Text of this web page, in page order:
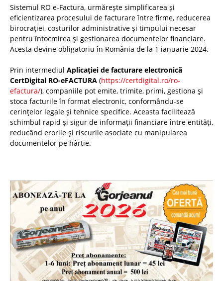
Sistemul RO e-Factura, urmărește simplificarea și
eficientizarea procesului de facturare între firme, reducerea
birocrației, costurilor administrative și timpului necesar
pentru întocmirea și gestionarea documentelor financiare.
Acesta devine obligatoriu în România de la 1 ianuarie 2024.
Prin intermediul Aplicației de facturare electronică
CertDigital RO-eFACTURA (https://certdigital.ro/ro-
efactura/), companiile pot emite, trimite, primi, gestiona și
stoca facturile în format electronic, conformându-se
cerințelor legale și tehnice specifice. Aceasta facilitează
schimbul rapid și sigur de informații financiare între entități,
reducând erorile și riscurile asociate cu manipularea
documentelor pe hârtie.